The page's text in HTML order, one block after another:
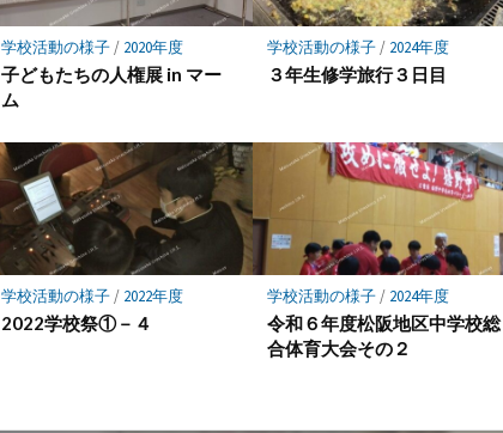
学校活動の様子/ 2020年度
子どもたちの人権展 in マー
ム
学校活動の様子/ 2024年度
３年生修学旅行３日目
学校活動の様子/ 2022年度
2022学校祭①－４
学校活動の様子/ 2024年度
令和６年度松阪地区中学校総
合体育大会その２